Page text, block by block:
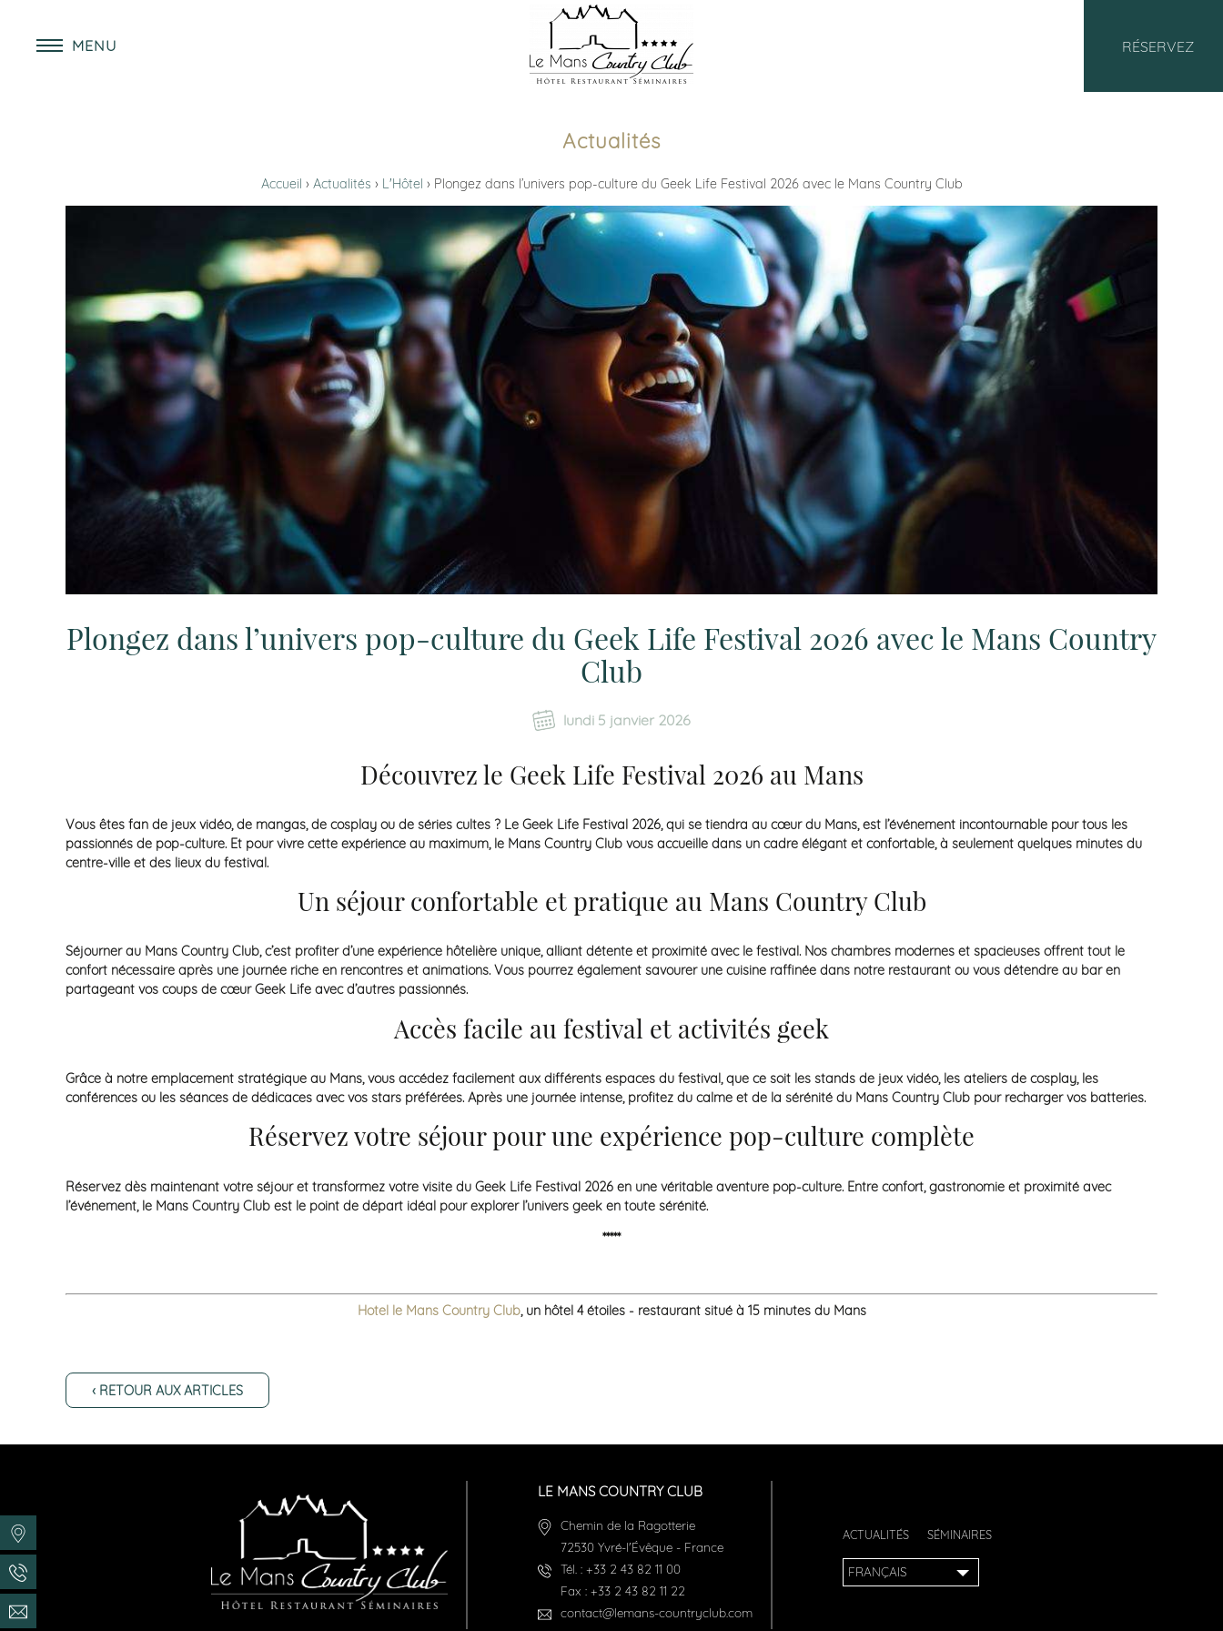
RÉSERVEZ
MENU
Actualités
Accueil Actualités L'Hôtel Plongez dans l’univers pop-culture du Geek Life Festival 2026 avec le Mans Country Club
Plongez dans l’univers pop-culture du Geek Life Festival 2026 avec le Mans Country
Club
lundi 5 janvier 2026
Découvrez le Geek Life Festival 2026 au Mans
Vous êtes fan de jeux vidéo, de mangas, de cosplay ou de séries cultes ? Le Geek Life Festival 2026, qui se tiendra au cœur du Mans, est l’événement incontournable pour tous les
passionnés de pop-culture. Et pour vivre cette expérience au maximum, le Mans Country Club vous accueille dans un cadre élégant et confortable, à seulement quelques minutes du
centre-ville et des lieux du festival.
Un séjour confortable et pratique au Mans Country Club
Séjourner au Mans Country Club, c’est profiter d’une expérience hôtelière unique, alliant détente et proximité avec le festival. Nos chambres modernes et spacieuses offrent tout le
confort nécessaire après une journée riche en rencontres et animations. Vous pourrez également savourer une cuisine raffinée dans notre restaurant ou vous détendre au bar en
partageant vos coups de cœur Geek Life avec d’autres passionnés.
Accès facile au festival et activités geek
Grâce à notre emplacement stratégique au Mans, vous accédez facilement aux différents espaces du festival, que ce soit les stands de jeux vidéo, les ateliers de cosplay, les
conférences ou les séances de dédicaces avec vos stars préférées. Après une journée intense, profitez du calme et de la sérénité du Mans Country Club pour recharger vos batteries.
Réservez votre séjour pour une expérience pop-culture complète
Réservez dès maintenant votre séjour et transformez votre visite du Geek Life Festival 2026 en une véritable aventure pop-culture. Entre confort, gastronomie et proximité avec
l’événement, le Mans Country Club est le point de départ idéal pour explorer l’univers geek en toute sérénité.
*****
Hotel le Mans Country Club, un hôtel 4 étoiles - restaurant situé à 15 minutes du Mans
‹ RETOUR AUX ARTICLES
LE MANS COUNTRY CLUB
Chemin de la Ragotterie
72530 Yvré-l'Évêque - France
Tél. : +33 2 43 82 11 00
Fax : +33 2 43 82 11 22
contact@lemans-countryclub.com
ACTUALITÉS SÉMINAIRES
FRANÇAIS